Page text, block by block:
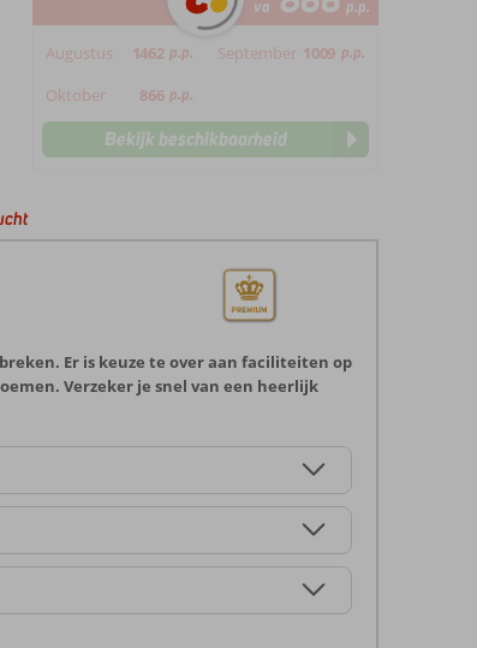
va p.p.
Augustus 1462 p.p. September 1009 p.p.
Oktober 866 p.p.
Bekijk beschikbaarheid
Er is keuze te over aan faciliteiten op
Verzeker je snel van een heerlijk